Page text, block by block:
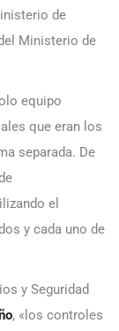
de
Ministerio de
equipo
que eran los
separada. De
el
y cada uno de
y Seguridad
, «los controles